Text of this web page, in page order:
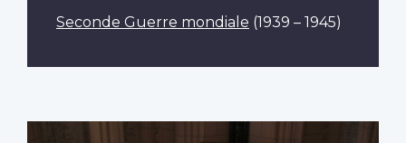
Seconde Guerre mondiale (1939 – 1945)